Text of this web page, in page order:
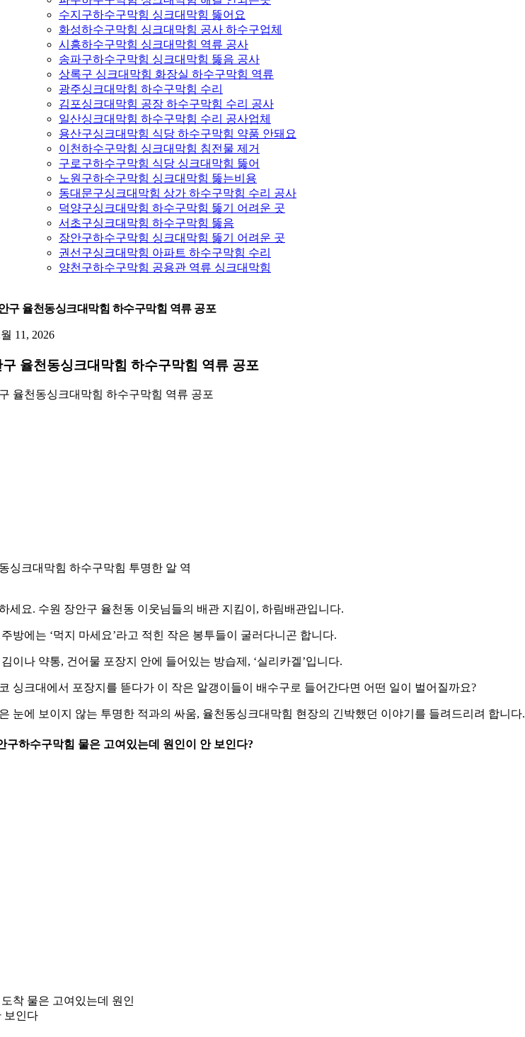
수지구하수구막힘 싱크대막힘 뚫어요
화성하수구막힘 싱크대막힘 공사 하수구업체
시흥하수구막힘 싱크대막힘 역류 공사
송파구하수구막힘 싱크대막힘 뚫음 공사
상록구 싱크대막힘 화장실 하수구막힘 역류
광주싱크대막힘 하수구막힘 수리
김포싱크대막힘 공장 하수구막힘 수리 공사
일산싱크대막힘 하수구막힘 수리 공사업체
용산구싱크대막힘 식당 하수구막힘 약품 안돼요
이천하수구막힘 싱크대막힘 침전물 제거
구로구하수구막힘 식당 싱크대막힘 뚫어
노원구하수구막힘 싱크대막힘 뚫는비용
동대문구싱크대막힘 상가 하수구막힘 수리 공사
덕양구싱크대막힘 하수구막힘 뚫기 어려운 곳
서초구싱크대막힘 하수구막힘 뚫음
장안구하수구막힘 싱크대막힘 뚫기 어려운 곳
권선구싱크대막힘 아파트 하수구막힘 수리
양천구하수구막힘 공용관 역류 싱크대막힘
구 율천동싱크대막힘 하수구막힘 역류 공포
11, 2026
율천동싱크대막힘 하수구막힘 역류 공포
율천동싱크대막힘 하수구막힘 역류 공포
싱크대막힘 하수구막힘 투명한 알 역
세요. 수원 장안구 율천동 이웃님들의 배관 지킴이, 하림배관입니다.
방에는 ‘먹지 마세요’라고 적힌 작은 봉투들이 굴러다니곤 합니다.
이나 약통, 건어물 포장지 안에 들어있는 방습제, ‘실리카겔’입니다.
싱크대에서 포장지를 뜯다가 이 작은 알갱이들이 배수구로 들어간다면 어떤 일이 벌어질까요?
눈에 보이지 않는 투명한 적과의 싸움, 율천동싱크대막힘 현장의 긴박했던 이야기를 들려드리려 합니다.
구하수구막힘 물은 고여있는데 원인이 안 보인다?
착 물은 고여있는데 원인
보인다